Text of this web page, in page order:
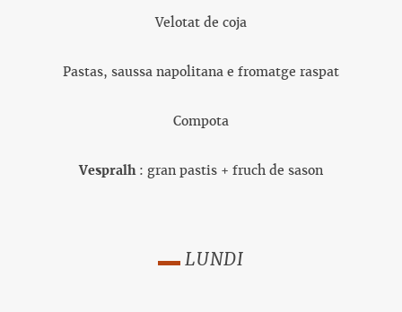
Velotat de coja
Pastas, saussa napolitana e fromatge raspat
Compota
Vespralh: gran pastis + fruch de sason
LUNDI